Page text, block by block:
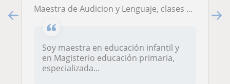
Maestra de Audicion y Lenguaje, clases para alumnos con dislexia,discalculia,TDAH,TDA,Retraso del lenguaje,otras necesidades
Soy maestra en educación infantil y
en Magisterio educación primaria,
especializada...